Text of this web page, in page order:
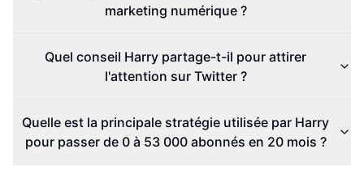
marketing numérique ?
Quel conseil Harry partage-t-il pour attirer
l'attention sur Twitter ?
Quelle est la principale stratégie utilisée par Harry
pour passer de 0 à 53 000 abonnés en 20 mois ?